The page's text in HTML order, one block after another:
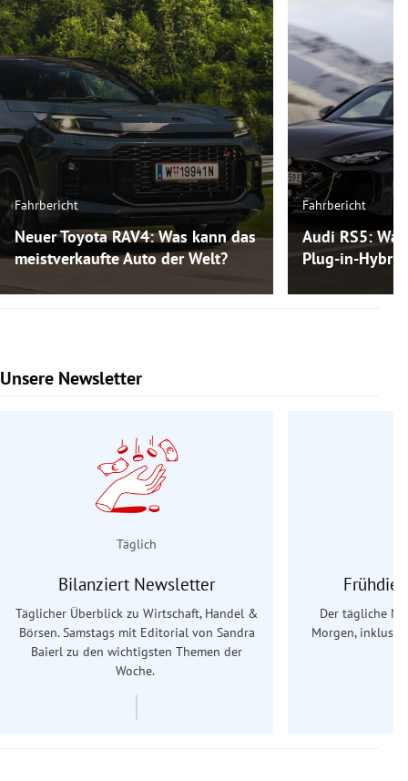
Fahrbericht
Neuer Toyota RAV4: Was kann das
meistverkaufte Auto der Welt?
Fahrbericht
Audi RS5:
Plug-in-
Unsere Newsletter
Slide 1 von 9
Täglich
Bilanziert Newsletter
Täglicher Überblick zu Wirtschaft, Handel &
Börsen. Samstags mit Editorial von Sandra
Baierl zu den wichtigsten Themen der
Woche.
Der tägliche
Morgen,